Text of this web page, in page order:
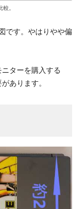
。
です。やはりやや偏
ターを購入する
あります。